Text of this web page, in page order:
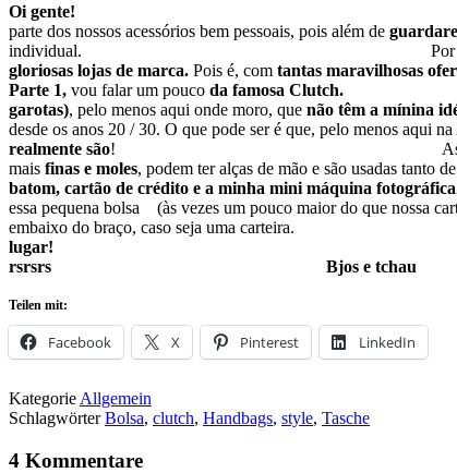
Oi gente!
Como já escreví,
parte dos nossos acessórios bem pessoais, pois além de
individual. Por isso, não é de
gloriosas lojas de marca. Pois é, com tantas maravilhosas
Parte 1, vou falar um pouco da famosa
garotas), pelo menos aqui onde moro, que não têm a mínina
desde os anos 20 / 30. O que pode ser é que, pelo menos aqui
realmente são!
mais finas e moles, podem ter alças de mão e são usadas
batom, cartão de crédito e
essa pequena bolsa (às vezes um pouco maior do que nossa
embaixo do braço, caso seja uma
rsrsrs Bjos e tchau
Teilen mit:
Facebook X Pinterest LinkedIn
Kategorie Allgemein
SchlagwörterBolsa, clutch, Handbags, style, Tasche
4 Kommentare